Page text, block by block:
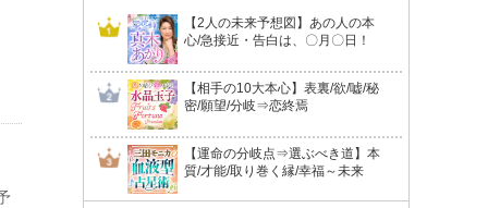
【2人の未来予想図】あの人の本
心/急接近・告白は、〇月〇日！
【相手の10大本心】表裏/欲/嘘/秘
密/願望/分岐⇒恋終焉
【運命の分岐点⇒選ぶべき道】本
質/才能/取り巻く縁/幸福～未来